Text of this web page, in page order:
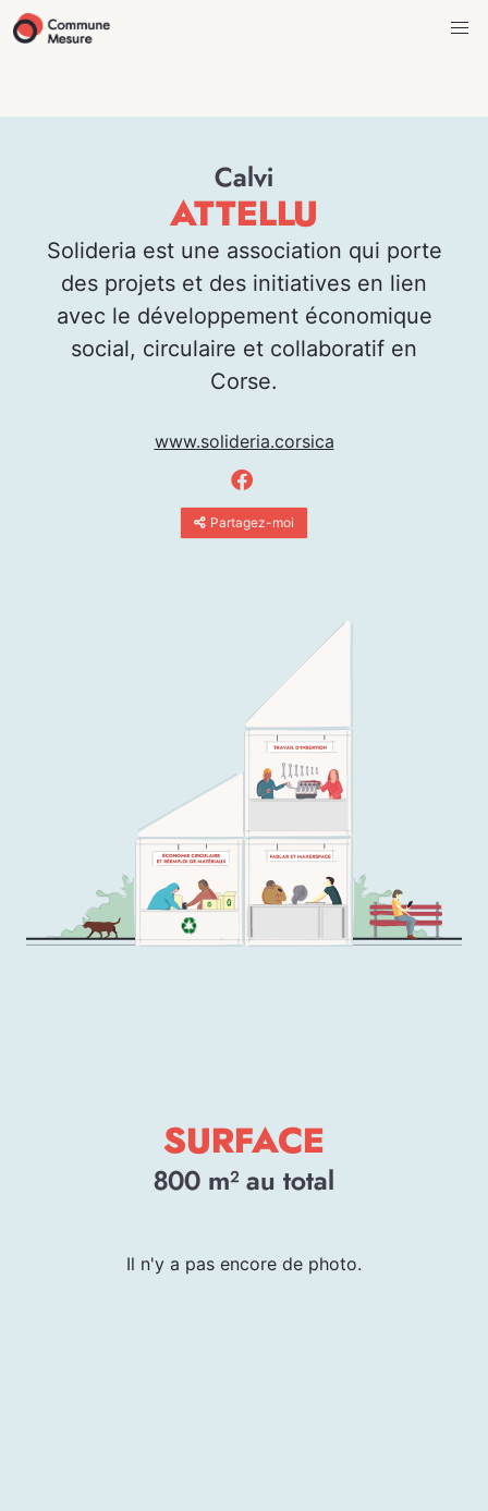
Calvi
ATTELLU
Solideria est une association qui porte
des projets et des initiatives en lien
avec le développement économique
social, circulaire et collaboratif en
Corse.
www.solideria.corsica
Partagez-moi
SURFACE
800 m² au total
Il n'y a pas encore de photo.